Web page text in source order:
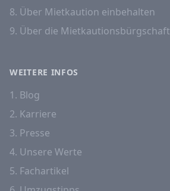
8. Über Mietkaution einbehalten
9. Über die Mietkautionsbürgschaft
WEITERE INFOS
1. Blog
2. Karriere
3. Presse
4. Unsere Werte
5. Fachartikel